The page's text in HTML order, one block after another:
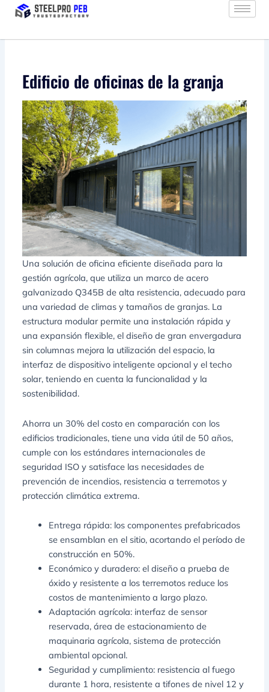
Edificio de oficinas de la granja
Una solución de oficina eficiente diseñada para la
gestión agrícola, que utiliza un marco de acero
galvanizado Q345B de alta resistencia, adecuado para
una variedad de climas y tamaños de granjas. La
estructura modular permite una instalación rápida y
una expansión flexible, el diseño de gran envergadura
sin columnas mejora la utilización del espacio, la
interfaz de dispositivo inteligente opcional y el techo
solar, teniendo en cuenta la funcionalidad y la
sostenibilidad.
Ahorra un 30% del costo en comparación con los
edificios tradicionales, tiene una vida útil de 50 años,
cumple con los estándares internacionales de
seguridad ISO y satisface las necesidades de
prevención de incendios, resistencia a terremotos y
protección climática extrema.
Entrega rápida: los componentes prefabricados
se ensamblan en el sitio, acortando el período de
construcción en 50%.
Económico y duradero: el diseño a prueba de
óxido y resistente a los terremotos reduce los
costos de mantenimiento a largo plazo.
Adaptación agrícola: interfaz de sensor
reservada, área de estacionamiento de
maquinaria agrícola, sistema de protección
ambiental opcional.
Seguridad y cumplimiento: resistencia al fuego
durante 1 hora, resistente a tifones de nivel 12 y